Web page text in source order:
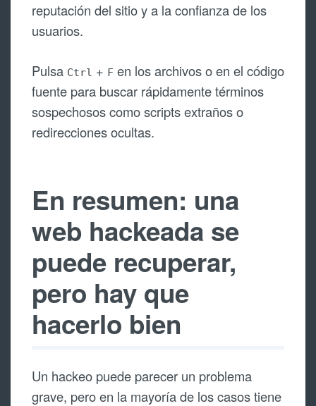
reputación del sitio y a la confianza de los
usuarios.
Pulsa Ctrl + F en los archivos o en el código
fuente para buscar rápidamente términos
sospechosos como scripts extraños o
redirecciones ocultas.
En resumen: una
web hackeada se
puede recuperar,
pero hay que
hacerlo bien
Un hackeo puede parecer un problema
grave, pero en la mayoría de los casos tiene